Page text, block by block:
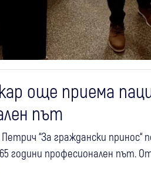
още приема
път
“За граждански принос“
години професионален